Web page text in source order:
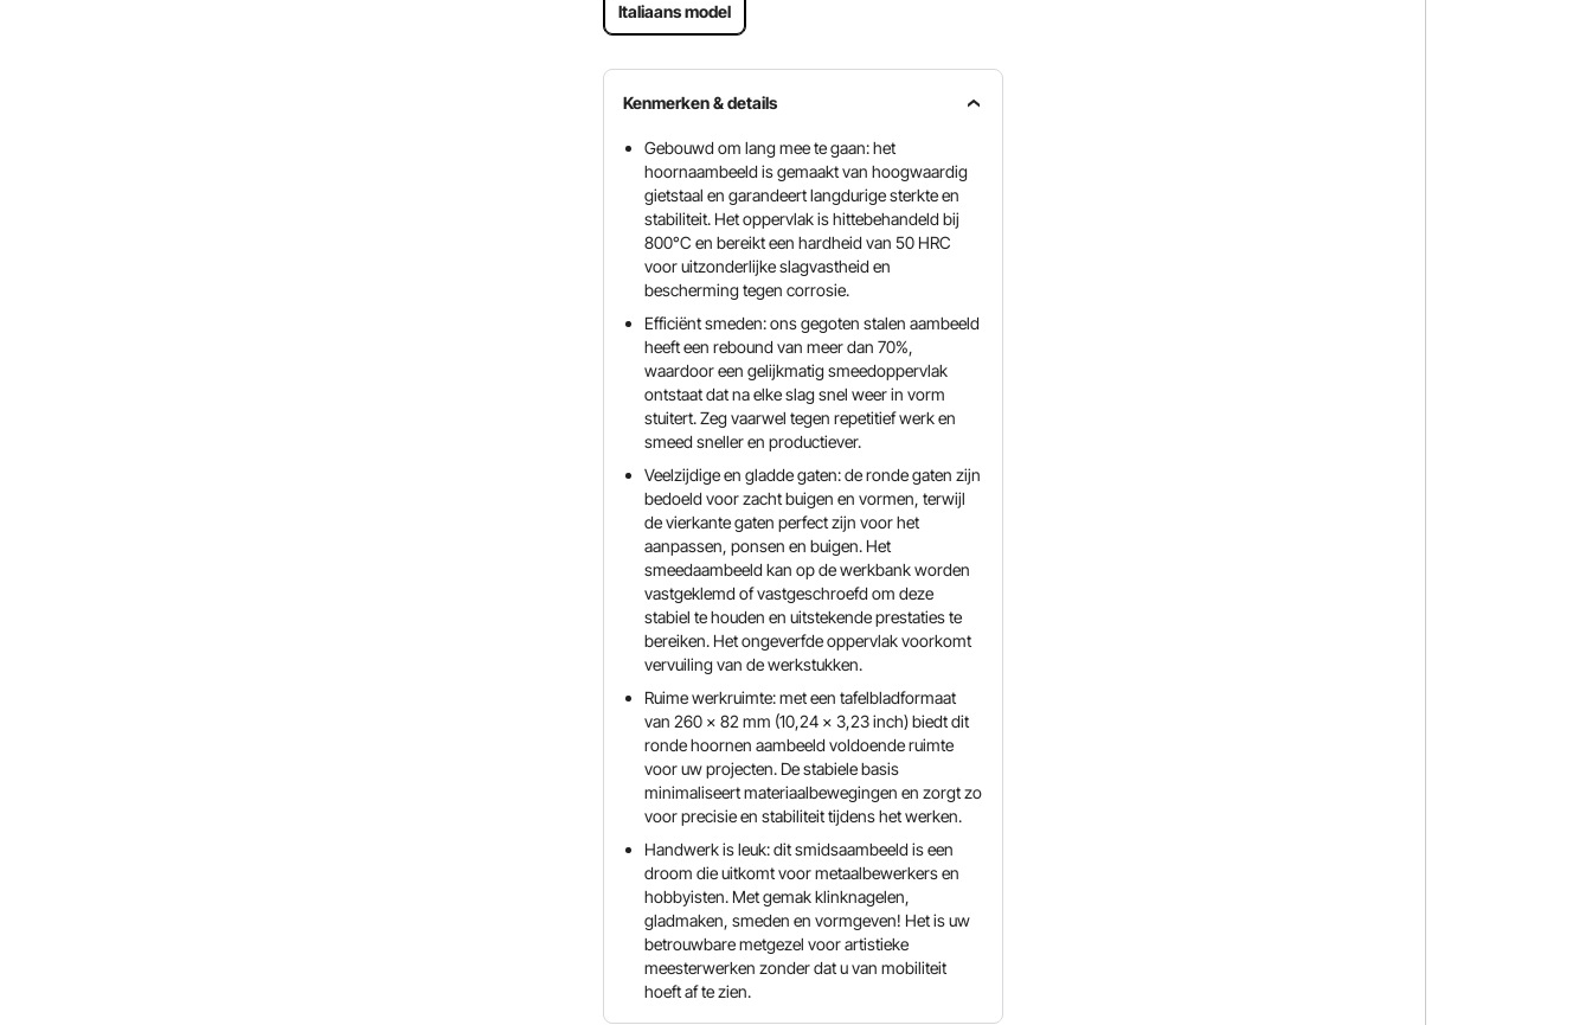
Italiaans model
Kenmerken & details
Gebouwd om lang mee te gaan: het
hoornaambeeld is gemaakt van hoogwaardig
gietstaal en garandeert langdurige sterkte en
stabiliteit. Het oppervlak is hittebehandeld bij
800°C en bereikt een hardheid van 50 HRC
voor uitzonderlijke slagvastheid en
bescherming tegen corrosie.
Efficiënt smeden: ons gegoten stalen aambeeld
heeft een rebound van meer dan 70%,
waardoor een gelijkmatig smeedoppervlak
ontstaat dat na elke slag snel weer in vorm
stuitert. Zeg vaarwel tegen repetitief werk en
smeed sneller en productiever.
Veelzijdige en gladde gaten: de ronde gaten zijn
bedoeld voor zacht buigen en vormen, terwijl
de vierkante gaten perfect zijn voor het
aanpassen, ponsen en buigen. Het
smeedaambeeld kan op de werkbank worden
vastgeklemd of vastgeschroefd om deze
stabiel te houden en uitstekende prestaties te
bereiken. Het ongeverfde oppervlak voorkomt
vervuiling van de werkstukken.
Ruime werkruimte: met een tafelbladformaat
van 260 x 82 mm (10,24 x 3,23 inch) biedt dit
ronde hoornen aambeeld voldoende ruimte
voor uw projecten. De stabiele basis
minimaliseert materiaalbewegingen en zorgt zo
voor precisie en stabiliteit tijdens het werken.
Handwerk is leuk: dit smidsaambeeld is een
droom die uitkomt voor metaalbewerkers en
hobbyisten. Met gemak klinknagelen,
gladmaken, smeden en vormgeven! Het is uw
betrouwbare metgezel voor artistieke
meesterwerken zonder dat u van mobiliteit
hoeft af te zien.